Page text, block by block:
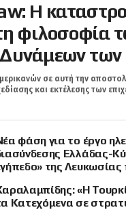
Η
φιλοσοφία
Δυνάμεων
σε αυτή την
και εκτέλεσης των
φάση για το έργο
Ελλάδας-
της Λευκωσίας
«Η
Κατεχόμενα σε